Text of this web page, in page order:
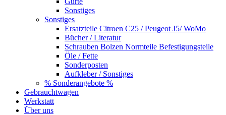
Sonstiges
Sonstiges
Ersatzteile Citroen C25 / Peugeot J5/ WoMo
Bücher / Literatur
Schrauben Bolzen Normteile Befestigungsteile
Öle / Fette
Sonderposten
Aufkleber / Sonstiges
% Sonderangebote %
Gebrauchtwagen
Werkstatt
Über uns